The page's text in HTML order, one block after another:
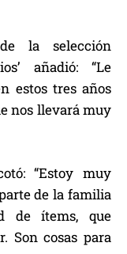
la selección
añadió: “Le
estos tres años
nos llevará muy
“Estoy muy
de la familia
de ítems, que
Son cosas para